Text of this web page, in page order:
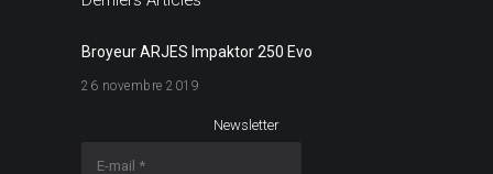
Broyeur ARJES Impaktor 250 Evo
26 novembre 2019
Newsletter